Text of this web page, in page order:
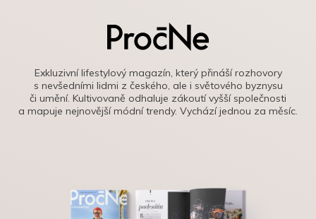
Exkluzivní lifestylový magazín, který přináší rozhovory
s nevšedními lidmi z českého, ale i světového byznysu
či umění. Kultivovaně odhaluje zákoutí vyšší společnosti
a mapuje nejnovější módní trendy. Vychází jednou za měsíc.